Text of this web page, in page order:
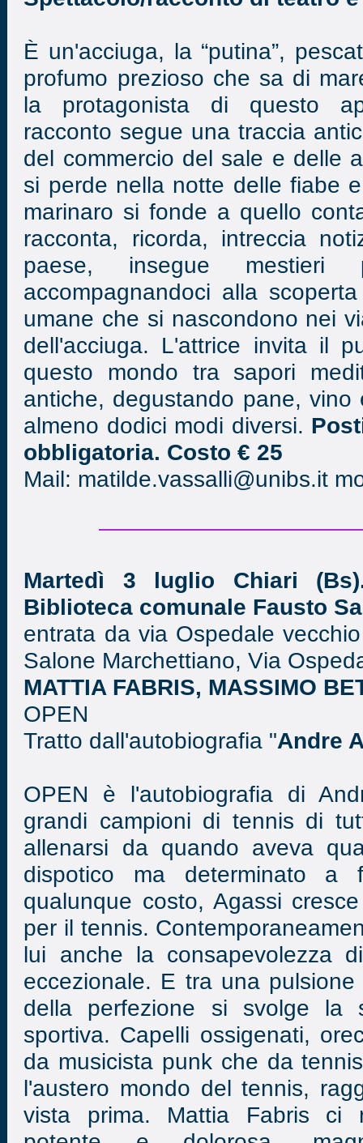
È un'acciuga, la “putina”,
profumo prezioso che sa di
la protagonista di questo
racconto segue una traccia
del commercio del sale e delle
si perde nella notte delle fiabe
marinaro si fonde a quello
racconta, ricorda, intreccia
paese, insegue mestieri
accompagnandoci alla
umane che si nascondono nei
dell'acciuga. L'attrice invita il
questo mondo tra sapori
antiche, degustando pane,
almeno dodici modi diversi.
obbligatoria. Costo € 25
Mail: matilde.vassalli@unibs.it
Martedì 3 luglio Chiari
Biblioteca comunale Fausto
entrata da via Ospedale
Salone Marchettiano, Via
MATTIA FABRIS, MASSIMO
OPEN
Tratto dall'autobiografia "Andre
OPEN è l'autobiografia di
grandi campioni di tennis di
allenarsi da quando aveva
dispotico ma determinato a
qualunque costo, Agassi
per il tennis.
lui anche la consapevolezza
eccezionale. E tra una
della perfezione si svolge la
sportiva. Capelli ossigenati,
da musicista punk che da
l'austero mondo del tennis,
vista prima. Mattia Fabris ci